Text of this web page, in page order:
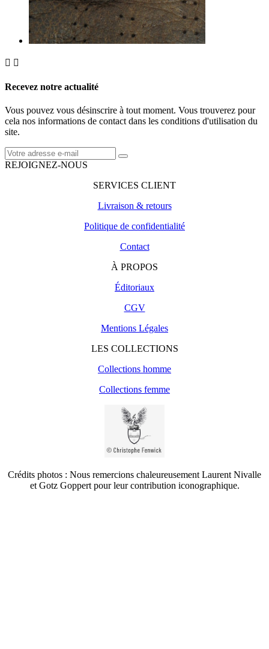
 
Recevez notre actualité
Vous pouvez vous désinscrire à tout moment. Vous trouverez pour
cela nos informations de contact dans les conditions d'utilisation du
site.
REJOIGNEZ-NOUS
SERVICES CLIENT
Livraison & retours
Politique de confidentialité
Contact
À PROPOS
Éditoriaux
CGV
Mentions Légales
LES COLLECTIONS
Collections homme
Collections femme
Crédits photos : Nous remercions chaleureusement Laurent Nivalle
et Gotz Goppert pour leur contribution iconographique.